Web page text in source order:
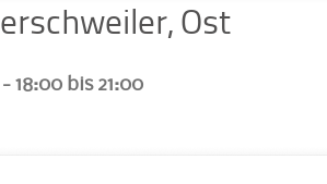
Ost
-18:00 bis 21:00